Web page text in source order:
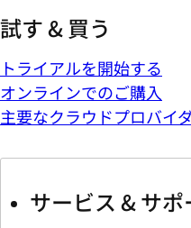
試す & 買う
トライアルを開始する
オンラインでのご購入
主要なクラウドプロバイ
サービス & サポ